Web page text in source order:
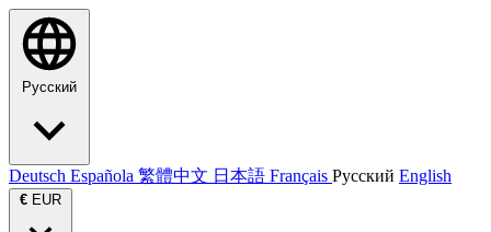
Русский
Deutsch Española 繁體中文 日本語 Français Русский English
€ EUR